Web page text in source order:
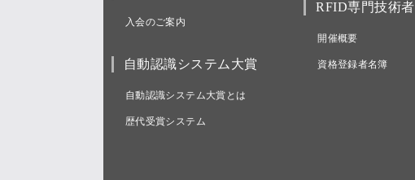
入会のご案内
自動認識システム大賞
自動認識システム大賞とは
歴代受賞システム
RFID専門技術者
開催概要
資格登録者名簿